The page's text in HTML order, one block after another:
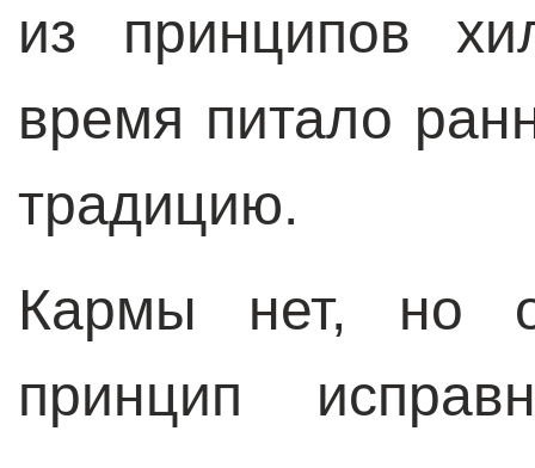
из принципов
время питало
традицию.
Кармы нет, но
принцип